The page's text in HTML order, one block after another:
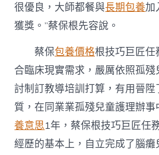
很優良，大師都餐與長期包養加
獲獎。”蔡保根先容說。
蔡保包養價格根技巧巨匠任
合臨床現實需求，嚴厲依照孤
討制訂教導培訓打算，有用晉
質，在同業業孤殘兒童護理辦
養意思1年，蔡保根技巧巨匠任
經歷的基本上，自立完成了腦